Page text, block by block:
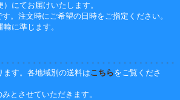
にてお届けいたします。
。注文時にご希望の日時をご指定ください。
に準じます。
ます。各地域別の送料はこちらをご覧くださ
とさせていただきます。